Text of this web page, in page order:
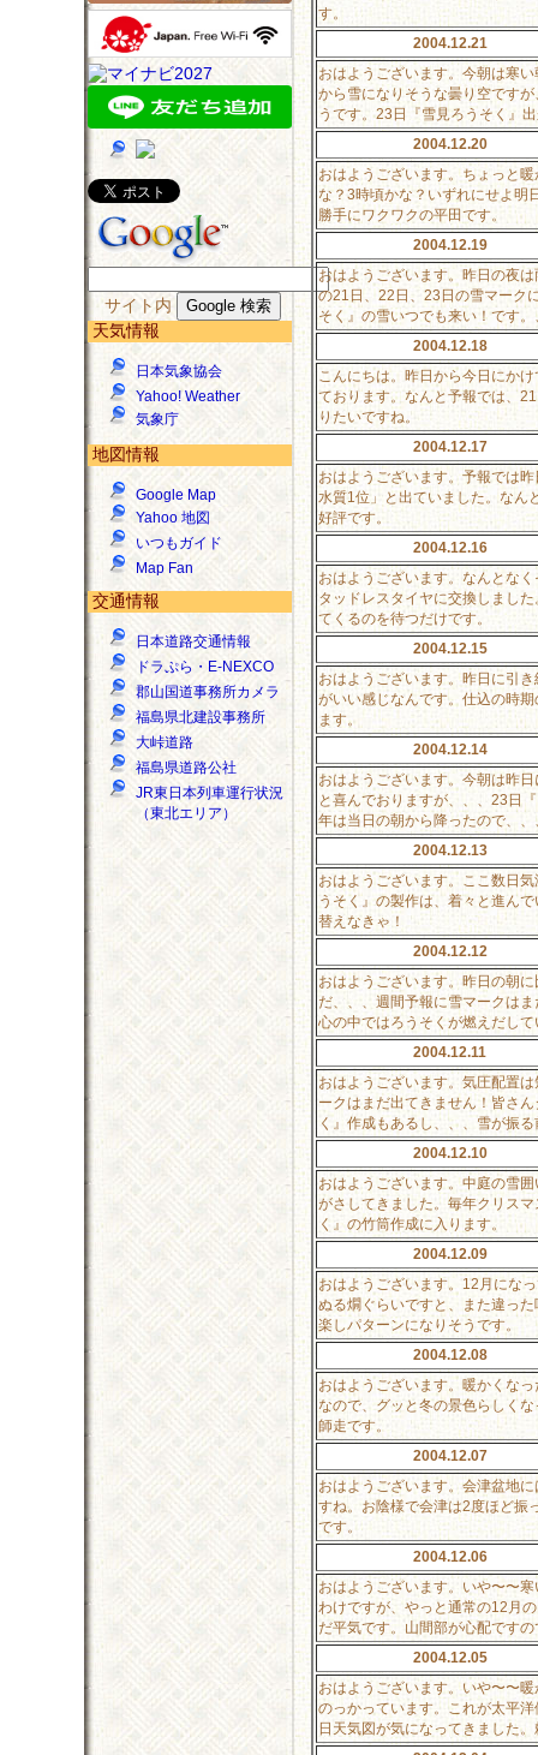
サイト内
天気情報
日本気象協会
Yahoo! Weather
気象庁
地図情報
Google Map
Yahoo 地図
いつもガイド
Map Fan
交通情報
日本道路交通情報
ドラぷら・E-NEXCO
郡山国道事務所カメラ
福島県北建設事務所
大峠道路
福島県道路公社
JR東日本列車運行状況
（東北エリア）
す。
2004.12.21
おはようございます。今朝は寒
から雪になりそうな曇り空です
うです。23日『雪見ろうそく』
2004.12.20
おはようございます。ちょっと
な？3時頃かな？いずれにせよ明
勝手にワクワクの平田です。
2004.12.19
おはようございます。昨日の夜
の21日、22日、23日の雪マーク
そく』の雪いつでも来い！です
2004.12.18
こんにちは。昨日から今日にか
ております。なんと予報では、
りたいですね。
2004.12.17
おはようございます。予報では
水質1位」と出ていました。なん
好評です。
2004.12.16
おはようございます。なんとな
タッドレスタイヤに交換しまし
てくるのを待つだけです。
2004.12.15
おはようございます。昨日に引
がいい感じなんです。仕込の時
ます。
2004.12.14
おはようございます。今朝は昨
と喜んでおりますが、、、23日
年は当日の朝から降ったので、、
2004.12.13
おはようございます。ここ数日
うそく』の製作は、着々と進ん
替えなきゃ！
2004.12.12
おはようございます。昨日の朝
だ、、、週間予報に雪マークは
心の中ではろうそくが燃えだし
2004.12.11
おはようございます。気圧配置
ークはまだ出てきません！皆さ
く』作成もあるし、、、雪が振
2004.12.10
おはようございます。中庭の雪
がさしてきました。毎年クリス
く』の竹筒作成に入ります。
2004.12.09
おはようございます。12月にな
ぬる燗ぐらいですと、また違っ
楽しパターンになりそうです。
2004.12.08
おはようございます。暖かくな
なので、グッと冬の景色らしく
師走です。
2004.12.07
おはようございます。会津盆地
すね。お陰様で会津は2度ほど振
です。
2004.12.06
おはようございます。いや〜〜
わけですが、やっと通常の12月
だ平気です。山間部が心配です
2004.12.05
おはようございます。いや〜〜
のっかっています。これが太平
日天気図が気になってきました